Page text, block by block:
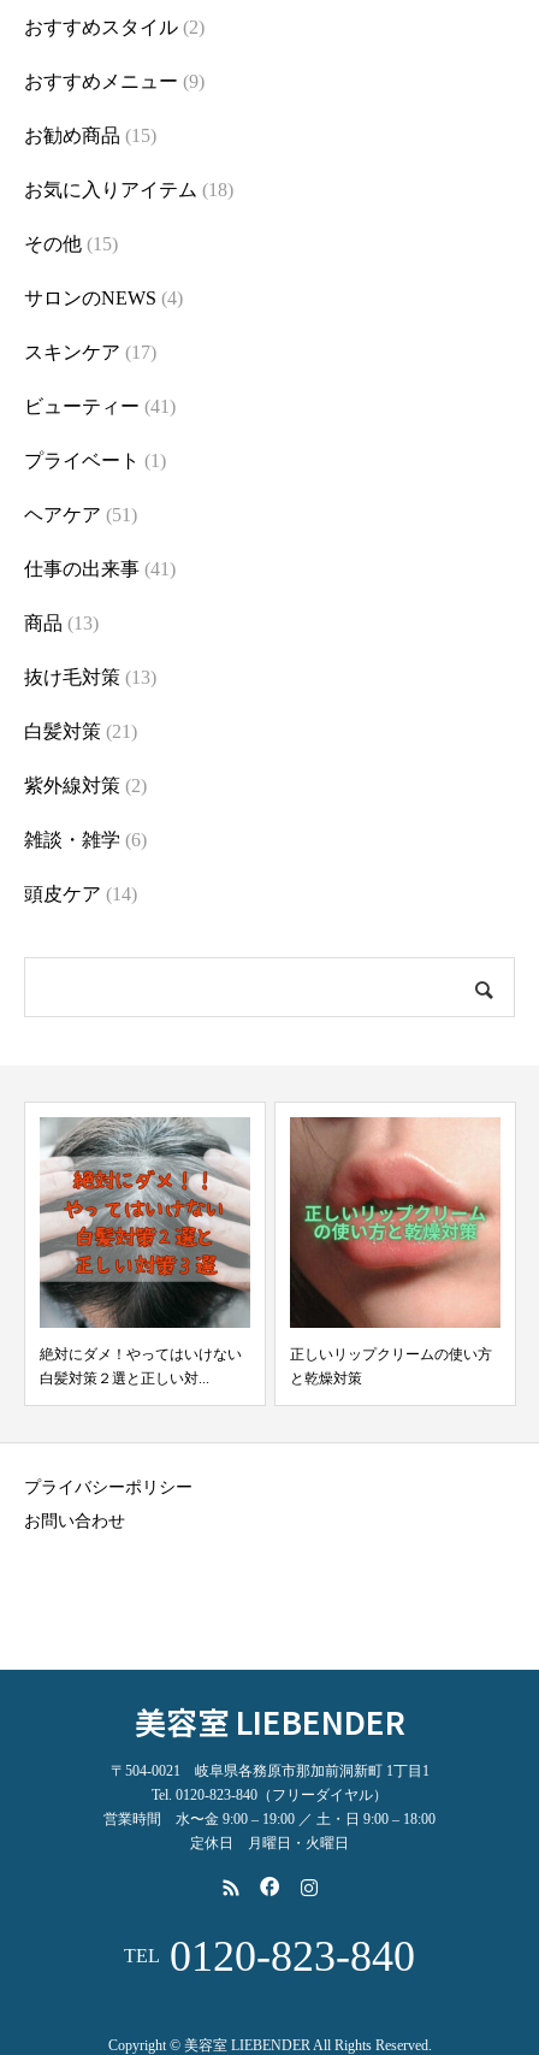
おすすめスタイル (2)
おすすめメニュー (9)
お勧め商品 (15)
お気に入りアイテム (18)
その他 (15)
サロンのNEWS (4)
スキンケア (17)
ビューティー (41)
プライベート (1)
ヘアケア (51)
仕事の出来事 (41)
商品 (13)
抜け毛対策 (13)
白髪対策 (21)
紫外線対策 (2)
雑談・雑学 (6)
頭皮ケア (14)
絶対にダメ！やってはいけない
白髪対策２選と正しい対...
正しいリップクリームの使い方
と乾燥対策
プライバシーポリシー
お問い合わせ
美容室 LIEBENDER
〒504-0021 岐阜県各務原市那加前洞新町 1丁目1
Tel. 0120-823-840（フリーダイヤル）
営業時間 水〜金 9:00 – 19:00 ／ 土・日 9:00 – 18:00
定休日 月曜日・火曜日
TEL 0120-823-840
Copyright © 美容室 LIEBENDER All Rights Reserved.